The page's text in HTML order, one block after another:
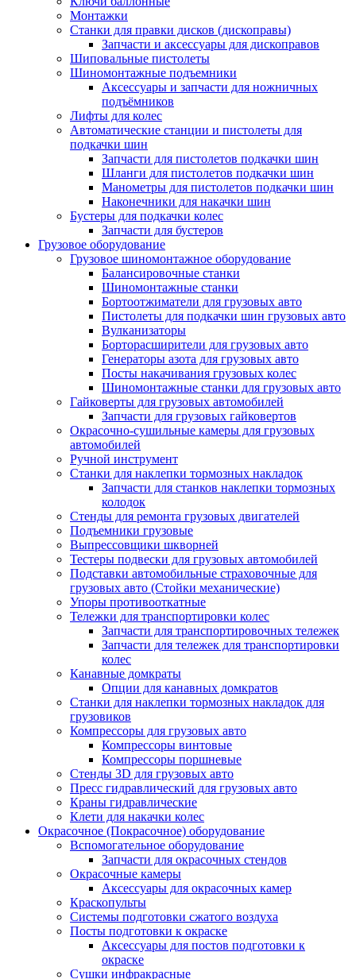
Монтажки
Станки для правки дисков (дископравы)
Запчасти и аксессуары для дископравов
Шиповальные пистолеты
Шиномонтажные подъемники
Аксессуары и запчасти для ножничных
подъёмников
Лифты для колес
Автоматические станции и пистолеты для
подкачки шин
Запчасти для пистолетов подкачки шин
Шланги для пистолетов подкачки шин
Манометры для пистолетов подкачки шин
Наконечники для накачки шин
Бустеры для подкачки колес
Запчасти для бустеров
Грузовое оборудование
Грузовое шиномонтажное оборудование
Балансировочные станки
Шиномонтажные станки
Бортоотжиматели для грузовых авто
Пистолеты для подкачки шин грузовых авто
Вулканизаторы
Борторасширители для грузовых авто
Генераторы азота для грузовых авто
Посты накачивания грузовых колес
Шиномонтажные станки для грузовых авто
Гайковерты для грузовых автомобилей
Запчасти для грузовых гайковертов
Окрасочно-сушильные камеры для грузовых
автомобилей
Ручной инструмент
Станки для наклепки тормозных накладок
Запчасти для станков наклепки тормозных
колодок
Стенды для ремонта грузовых двигателей
Подъемники грузовые
Выпрессовщики шкворней
Тестеры подвески для грузовых автомобилей
Подставки автомобильные страховочные для
грузовых авто (Стойки механические)
Упоры противооткатные
Тележки для транспортировки колес
Запчасти для транспортировочных тележек
Запчасти для тележек для транспортировки
колес
Канавные домкраты
Опции для канавных домкратов
Станки для наклепки тормозных накладок для
грузовиков
Компрессоры для грузовых авто
Компрессоры винтовые
Компрессоры поршневые
Стенды 3D для грузовых авто
Пресс гидравлический для грузовых авто
Краны гидравлические
Клети для накачки колес
Окрасочное (Покрасочное) оборудование
Вспомогательное оборудование
Запчасти для окрасочных стендов
Окрасочные камеры
Аксессуары для окрасочных камер
Краскопульты
Системы подготовки сжатого воздуха
Посты подготовки к окраске
Аксессуары для постов подготовки к
окраске
Сушки инфракрасные